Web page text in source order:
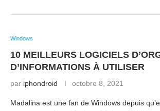
Windows
10 MEILLEURS LOGICIELS
D’INFORMATIONS À UTILISER
par iphondroid octobre 8, 2021
Madalina est une fan de Windows depuis